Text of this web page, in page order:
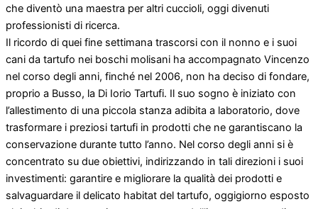
che diventò una maestra per altri cuccioli, oggi divenuti
professionisti di ricerca.
Il ricordo di quei fine settimana trascorsi con il nonno e i suoi
cani da tartufo nei boschi molisani ha accompagnato Vincenzo
nel corso degli anni, finché nel 2006, non ha deciso di fondare,
proprio a Busso, la Di Iorio Tartufi. Il suo sogno è iniziato con
l’allestimento di una piccola stanza adibita a laboratorio, dove
trasformare i preziosi tartufi in prodotti che ne garantiscano la
conservazione durante tutto l’anno. Nel corso degli anni si è
concentrato su due obiettivi, indirizzando in tali direzioni i suoi
investimenti: garantire e migliorare la qualità dei prodotti e
salvaguardare il delicato habitat del tartufo, oggigiorno esposto